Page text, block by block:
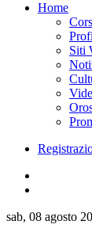
Home
Siti
sab, 08 agosto